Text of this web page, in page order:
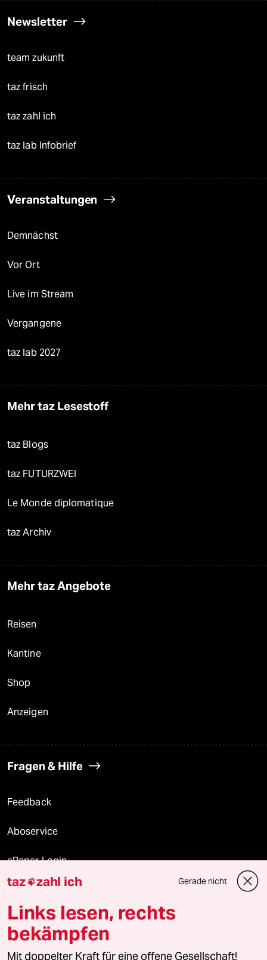
Newsletter
team zukunft
taz frisch
taz zahl ich
taz lab Infobrief
Veranstaltungen
Demnächst
Vor Ort
Live im Stream
Vergangene
taz lab 2027
Mehr taz Lesestoff
taz Blogs
taz FUTURZWEI
Le Monde diplomatique
taz Archiv
Mehr taz Angebote
Reisen
Kantine
Shop
Anzeigen
Fragen & Hilfe
Feedback
Aboservice
ePaper Login
Downloads für Abonnierende
© 2026 taz Verlags und Vertriebs GmbH
Alle Rechte vorbehalten. Bei rechtlichen Fragen oder für Genehmigungen
taz zahl ich Gerade nicht
Links lesen, rechts
bekämpfen
Mit doppelter Kraft für eine offene Gesellschaft!